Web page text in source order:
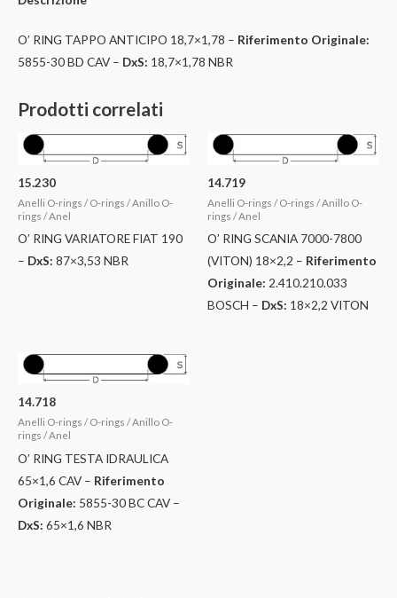
O’ RING TAPPO ANTICIPO 18,7×1,78 – Riferimento Originale:
5855-30 BD CAV – DxS: 18,7×1,78 NBR
Prodotti correlati
15.230
Anelli O-rings / O-rings / Anillo O-
rings / Anel
O’ RING VARIATORE FIAT 190
– DxS: 87×3,53 NBR
14.719
Anelli O-rings / O-rings / Anillo O-
rings / Anel
O’ RING SCANIA 7000-7800
(VITON) 18×2,2 – Riferimento
Originale: 2.410.210.033
BOSCH – DxS: 18×2,2 VITON
14.718
Anelli O-rings / O-rings / Anillo O-
rings / Anel
O’ RING TESTA IDRAULICA
65×1,6 CAV – Riferimento
Originale: 5855-30 BC CAV –
DxS: 65×1,6 NBR